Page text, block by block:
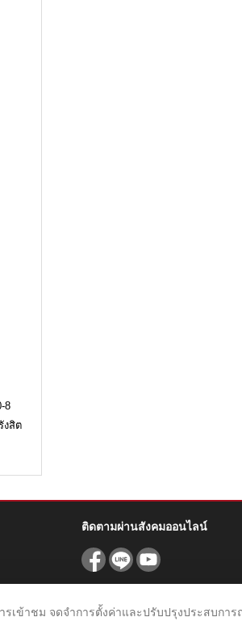
8
งสิต
ติดตามผ่านสังคมออนไลน์
สมัครรับข่าวสาร
รเข้าชม จดจำการตั้งค่าและปรับปรุงประสบก